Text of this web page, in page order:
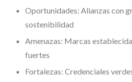
Oportunidades: Alianzas con
sostenibilidad
Amenazas: Marcas
fuertes
Fortalezas: Credenciales